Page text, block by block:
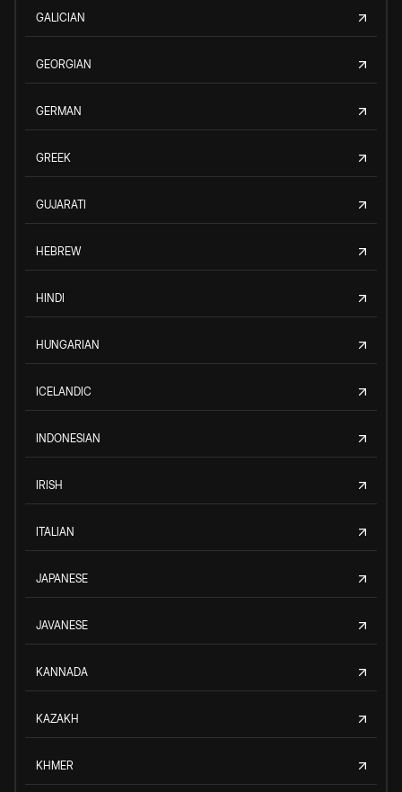
GALICIAN
GEORGIAN
GERMAN
GREEK
GUJARATI
HEBREW
HINDI
HUNGARIAN
ICELANDIC
INDONESIAN
IRISH
ITALIAN
JAPANESE
JAVANESE
KANNADA
KAZAKH
KHMER